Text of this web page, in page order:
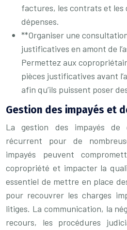
factures, les contrats et les
dépenses.
**Organiser une
justificatives en amont de
Permettez aux
pièces justificatives avant
afin qu’ils puissent poser
Gestion des impayés et
La gestion des impayés
récurrent pour de
impayés peuvent
copropriété et impacter la
essentiel de mettre en place
pour recouvrer les charges
litiges. La communication, la
recours, les procédures